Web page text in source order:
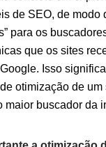
de SEO, de modo
para os
que os sites
Isso
otimização de um
maior buscador da